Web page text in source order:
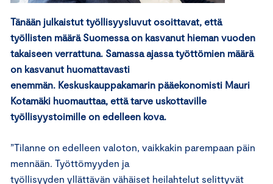
Tänään julkaistut työllisyysluvut osoittavat, että
työllisten määrä Suomessa on kasvanut hieman vuoden
takaiseen verrattuna. Samassa ajassatyöttömien määrä
on kasvanut huomattavasti
enemmän. Keskuskauppakamarin pääekonomisti Mauri
Kotamäki huomauttaa, ettätarve uskottaville
työllisyystoimille on edelleen kova.
”Tilanne on edelleen valoton, vaikkakin parempaan päin
mennään. Työttömyyden ja
työllisyyden yllättävän vähäiset heilahtelut selittyvät